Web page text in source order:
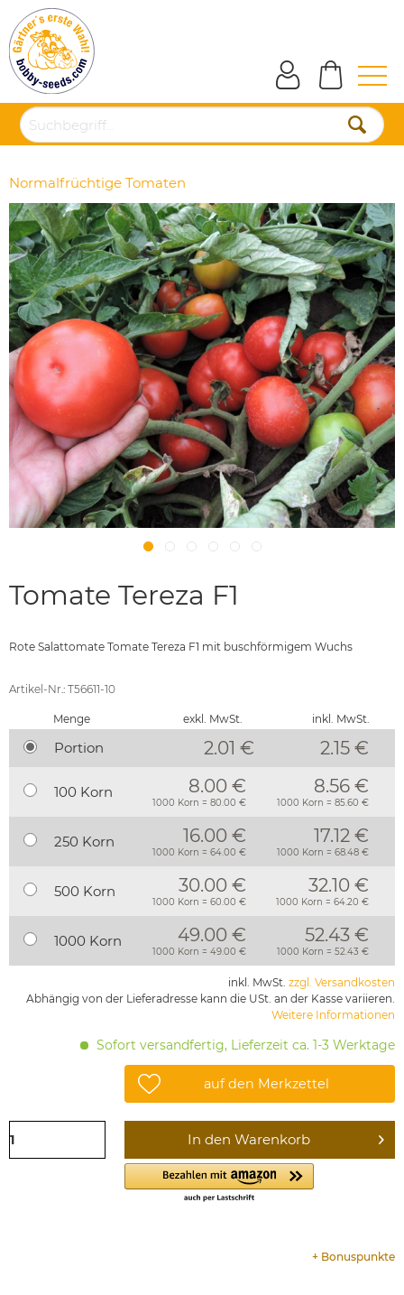
Normalfrüchtige Tomaten
Tomate Tereza F1
Rote Salattomate Tomate Tereza F1 mit buschförmigem Wuchs
Artikel-Nr.: T56611-10
Menge exkl. MwSt. inkl. MwSt.
Portion 2.01 € 2.15 €
100 Korn 8.00 €
1000 Korn = 80.00 €
8.56 €
1000 Korn = 85.60 €
250 Korn 16.00 €
1000 Korn = 64.00 €
17.12 €
1000 Korn = 68.48 €
500 Korn 30.00 €
1000 Korn = 60.00 €
32.10 €
1000 Korn = 64.20 €
1000 Korn 49.00 €
1000 Korn = 49.00 €
52.43 €
1000 Korn = 52.43 €
inkl. MwSt. zzgl. Versandkosten
Abhängig von der Lieferadresse kann die USt. an der Kasse variieren.
Weitere Informationen
Sofort versandfertig, Lieferzeit ca. 1-3 Werktage
auf den Merkzettel
In den Warenkorb
+ Bonuspunkte